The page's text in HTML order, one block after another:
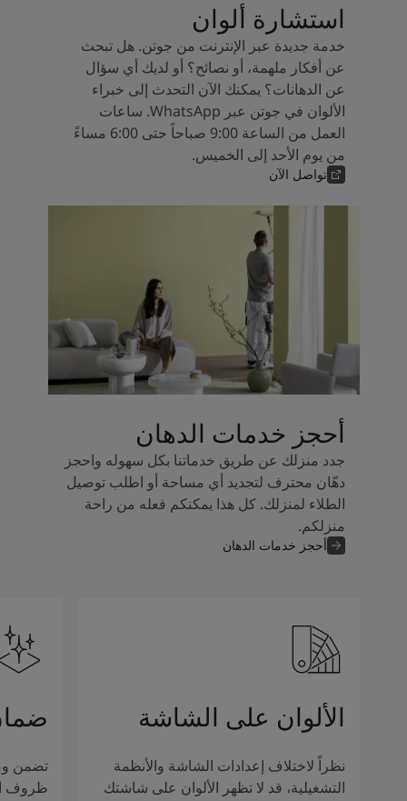
استشارة ألوان
خدمة جديدة عبر الإنترنت من جوتن. هل تبحث
عن أفكار ملهمة، أو نصائح؟ أو لديك أي سؤال
عن الدهانات؟ يمكنك الآن التحدث إلى خبراء
الألوان في جوتن عبر WhatsApp. ساعات
العمل من الساعة 9:00 صباحاً حتى 6:00 مساءً
من يوم الأحد إلى الخميس.
تواصل الآن
أحجز خدمات الدهان
جدد منزلك عن طريق خدماتنا بكل سهوله واحجز
دهّان محترف لتجديد أي مساحة أو اطلب توصيل
الطلاء لمنزلك. كل هذا يمكنكم فعله من راحة
منزلكم.
أحجز خدمات الدهان
الألوان على الشاشة
نظراً لاختلاف إعدادات الشاشة والأنظمة
التشغيلية، قد لا تظهر الألوان على شاشتك
تضمن
ظروف